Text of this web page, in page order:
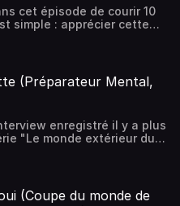
cet épisode de courir 10
simple : apprécier cette
la plus longue distance !
@goflash.off
(Préparateur Mental,
enregistré il y a plus
"Le monde extérieur du
@goflash.off ; et plus
préparateur mental ! Pour
pas déjà fait ! Il y a
: https://goflash-
(Coupe du monde de